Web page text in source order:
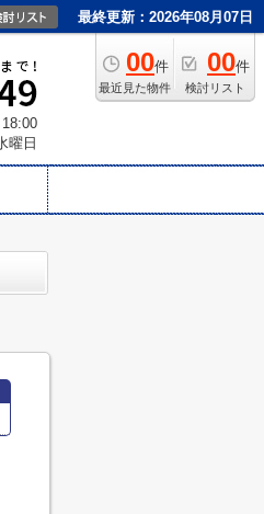
最終更新：2026年08月07日
00件
最近見た物件
00件
検討リスト
曜日